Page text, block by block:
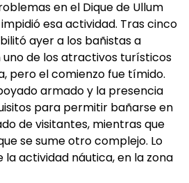
en el Dique de Ullum
esa actividad. Tras cinco
ayer a los bañistas a
de los atractivos turísticos
pero el comienzo fue tímido.
armado y la presencia
para permitir bañarse en
de visitantes, mientras que
se sume otro complejo. Lo
la actividad náutica, en la zona